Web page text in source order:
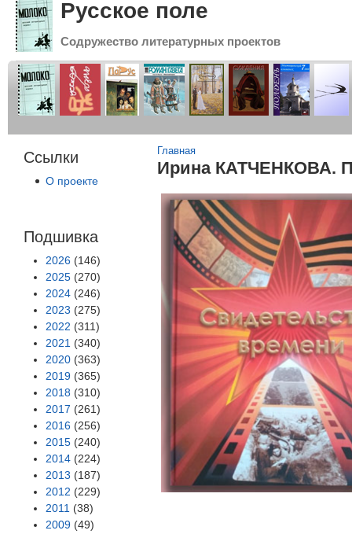
Русское поле
Содружество литературных проектов
Ссылки
О проекте
Подшивка
2026 (146)
2025 (270)
2024 (246)
2023 (275)
2022 (311)
2021 (340)
2020 (363)
2019 (365)
2018 (310)
2017 (261)
2016 (256)
2015 (240)
2014 (224)
2013 (187)
2012 (229)
2011 (38)
2009 (49)
Вы здесь
Главная
Ирина КАТЧЕНКОВА.